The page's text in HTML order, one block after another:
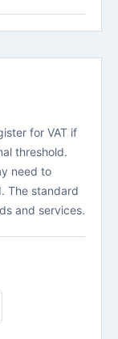
for VAT if
threshold.
need to
The standard
and services.